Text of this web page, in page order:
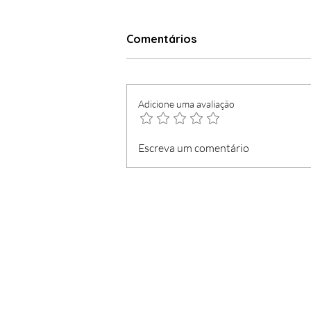
Dia do Funchal mais
democrático e véspera
Comentários
Adicione uma avaliação
Escreva um comentário